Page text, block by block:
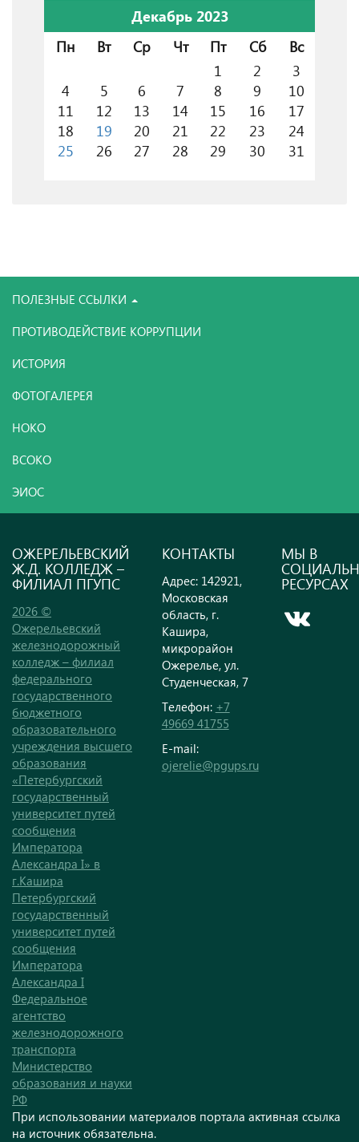
Декабрь 2023
Пн
Вт Ср Чт Пт Сб
Вс
1
2
3
4
5 6 7 8 9
10
11
12 13 14 15 16
17
18
19 20 21 22 23
24
25
26 27 28 29 30 31
ПОЛЕЗНЫЕ ССЫЛКИ
ПРОТИВОДЕЙСТВИЕ КОРРУПЦИИ
ИСТОРИЯ
ФОТОГАЛЕРЕЯ
НОКО
ВСОКО
ЭИОС
ОЖЕРЕЛЬЕВСКИЙ
Ж.Д. КОЛЛЕДЖ –
ФИЛИАЛ ПГУПС
2026 ©
Ожерельевский
железнодорожный
колледж – филиал
федерального
государственного
бюджетного
образовательного
учреждения высшего
образования
«Петербургский
государственный
университет путей
сообщения
Императора
Александра I» в
г.Кашира
Петербургский
государственный
университет путей
сообщения
Императора
Александра I
Федеральное
агентство
железнодорожного
транспорта
Министерство
образования и науки
РФ
КОНТАКТЫ
Адрес: 142921,
Московская
область, г.
Кашира,
микрорайон
Ожерелье, ул.
Студенческая, 7
Телефон: +7
49669 41755
E-mail:
ojerelie@pgups.ru
МЫ В
РЕСУРСАХ
При использовании материалов портала активная ссылка
на источник обязательна.